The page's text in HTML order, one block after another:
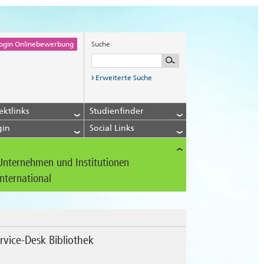
Onlinebewerbung Suche
Erweiterte Suche
Studienfinder
Social Links
und Institutionen
Desk Bibliothek